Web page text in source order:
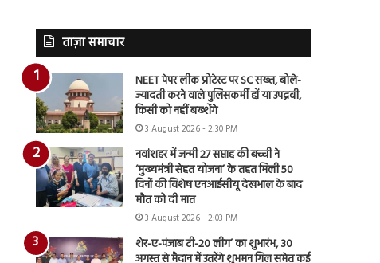
ताज़ा समाचार
NEET पेपर लीक प्रोटेस्ट पर SC सख्त, बोले-
ज्यादती करने वाले पुलिसकर्मी हों या उपद्रवी,
किसी को नहीं बख्शेंगे
3 August 2026 - 2:30 PM
नवांशहर में जन्मी 27 सप्ताह की बच्ची ने
‘मुख्यमंत्री सेहत योजना’ के तहत मिली 50
दिनों की विशेष एनआईसीयू देखभाल के बाद
मौत को दी मात
3 August 2026 - 2:03 PM
शेर-ए-पंजाब टी-20 लीग’ का शुभारंभ, 30
अगस्त से मैदान में उतरेंगे शुभमन गिल समेत कई